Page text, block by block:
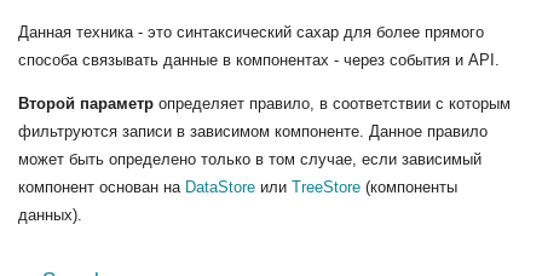
Данная техника - это синтаксический сахар для более прямого
способа связывать данные в компонентах - через события и API.
Второй параметр определяет правило, в соответствии с которым
фильтруются записи в зависимом компоненте. Данное правило
может быть определено только в том случае, если зависимый
компонент основан на DataStore или TreeStore (компоненты
данных).